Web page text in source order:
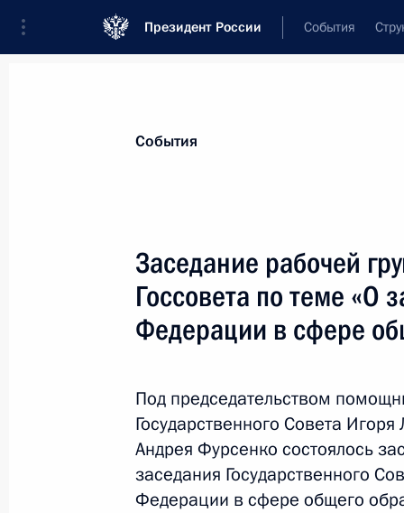
Президент России События
Биография Лента событий
Объявлены лауреаты
Федерации 2025 года
11 июня 2026 года, 13:30
События
Заседание рабочей
Госсовета по теме «О
Федерации в сфере
Под председательством
Государственного Совета
Андрея Фурсенко состоялось
заседания Государственного
Федерации в сфере общего